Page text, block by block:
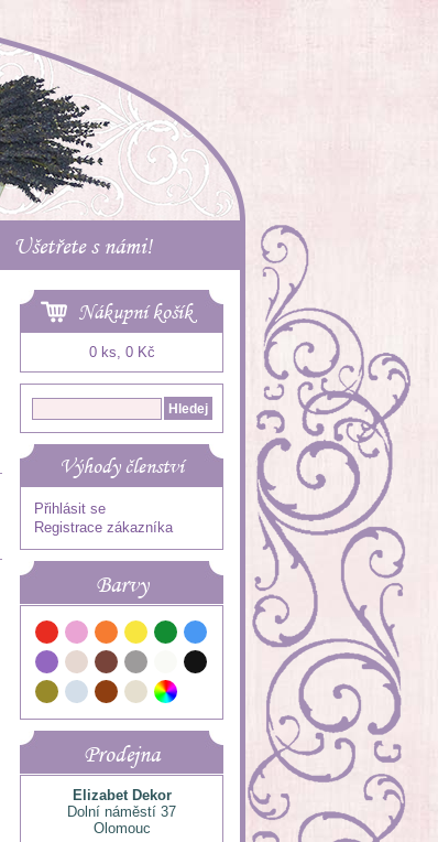
Ušetřete s námi!
Nákupní košík
0 ks, 0 Kč
Výhody členství
Přihlásit se
Registrace zákazníka
Barvy
Prodejna
Elizabet Dekor
Dolní náměstí 37
Olomouc